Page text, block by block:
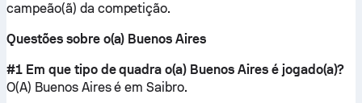
campeão(ã) da competição.
Questões sobre o(a) Buenos Aires
#1 Em que tipo de quadra o(a) Buenos Aires é jogado(a)?
O(A) Buenos Aires é emSaibro.